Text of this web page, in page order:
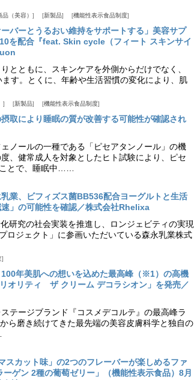
品（美容） 新製品 機能性表示食品制度
バーとうるおい維持をサポートする」美容サプ
を配合『feat. Skin cycle（フィート スキンサイ
とともに、スキンケアを外側からだけでなく、
す。とくに、年齢や生活習慣の変化により、肌
新製品 機能性表示食品制度
取により睡眠の質が改善する可能性が確認され
ノールの一種である「ピセアタンノール」の機
、健常成人を対象としたヒト試験により、ピセ
とで、睡眠中……
乳業、ビフィズス菌BB536配合ヨーグルトと生活
」の可能性を確認／株式会社Rhelixa
研究の社会実装を推進し、ロンジェビティの実現
ロジェクト」に参画いただいている森永乳業株式
年美肌への想いを込めた最高峰（※1）の高機
オリティ ザ クリーム デコラシオン」を発売／
テージブランド『コスメデコルテ』の最高峰ラ
ら磨き続けてきた最先端の美容皮膚科学と独自の
スカット味」の2つのフレーバーが楽しめるファ
ゲン 2種の葡萄ゼリー」（機能性表示食品）8月